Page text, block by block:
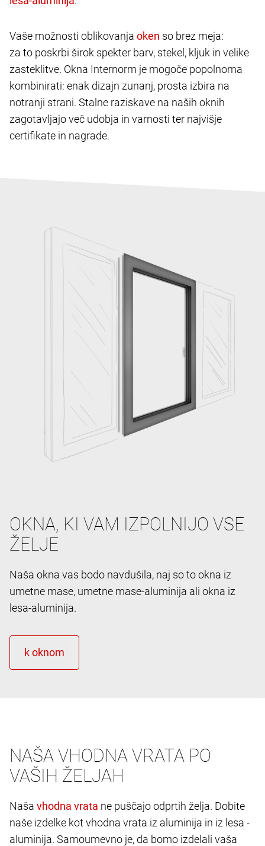
Vaše možnosti oblikovanja
so brez meja:
za to poskrbi širok spekter barv, stekel, kljuk in velike
zasteklitve. Okna Internorm je mogoče popolnoma
kombinirati: enak dizajn zunanj, prosta izbira na
notranji strani. Stalne raziskave na naših oknih
zagotavljajo več udobja in varnosti ter najvišje
certifikate in nagrade.
OKNA, KI VAM IZPOLNIJO VSE
ŽELJE
Naša okna vas bodo navdušila, naj so to okna iz
umetne mase, umetne mase-aluminija ali okna iz
lesa-aluminija.
NAŠA VHODNA VRATA PO
VAŠIH ŽELJAH
Naša
ne puščajo odprtih želja. Dobite
naše izdelke kot vhodna vrata iz aluminija in iz lesa -
aluminija. Samoumevno je, da bomo izdelali vaša